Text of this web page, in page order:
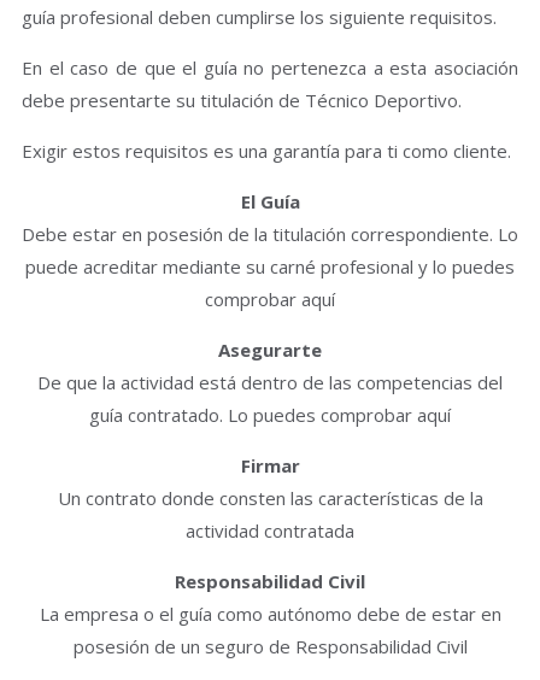
guía profesional deben cumplirse los siguiente requisitos.
En el caso de que el guía no pertenezca a esta asociación
debe presentarte su titulación de Técnico Deportivo.
Exigir estos requisitos es una garantía para ti como cliente.
El Guía
Debe estar en posesión de la titulación correspondiente. Lo
puede acreditar mediante su carné profesional y lo puedes
comprobar aquí
Asegurarte
De que la actividad está dentro de las competencias del
guía contratado. Lo puedes comprobar aquí
Firmar
Un contrato donde consten las características de la
actividad contratada
Responsabilidad Civil
La empresa o el guía como autónomo debe de estar en
posesión de un seguro de Responsabilidad Civil